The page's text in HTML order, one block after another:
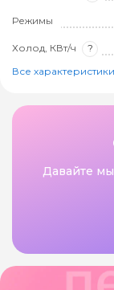
Режимы
Холод, КВт/ч ?
Все характеристики
Давайте